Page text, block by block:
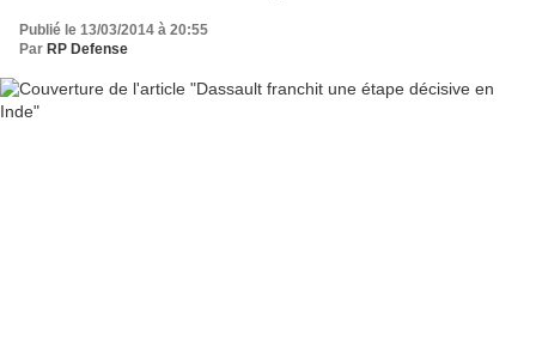
Publié le 13/03/2014 à 20:55
Par RP Defense